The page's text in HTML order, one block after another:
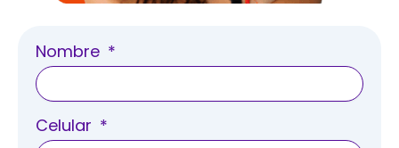
Nombre
Celular